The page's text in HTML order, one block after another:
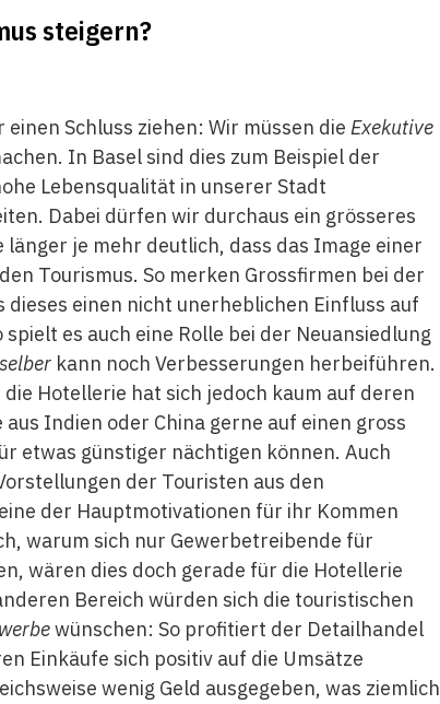
steigern?
Schluss ziehen: Wir müssen dieExekutive
In Basel sind dies zum Beispiel der
Lebensqualität in unserer Stadt
Dabei dürfen wir durchaus ein grösseres
je mehr deutlich, dass das Image einer
Tourismus. So merken Grossfirmen bei der
einen nicht unerheblichen Einfluss auf
es auch eine Rolle bei der Neuansiedlung
kann noch Verbesserungen herbeiführen.
Hotellerie hat sich jedoch kaum auf deren
Indien oder China gerne auf einen gross
etwas günstiger nächtigen können. Auch
der Touristen aus den
der Hauptmotivationen für ihr Kommen
warum sich nur Gewerbetreibende für
wären dies doch gerade für die Hotellerie
Bereich würden sich die touristischen
wünschen: So profitiert der Detailhandel
Einkäufe sich positiv auf die Umsätze
wenig Geld ausgegeben, was ziemlich